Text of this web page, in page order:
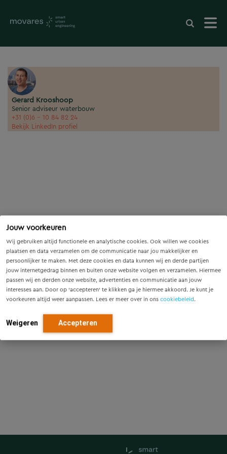
Jouw voorkeuren
Wij gebruiken altijd functionele en analytische cookies. Ook willen we cookies
plaatsen en data verzamelen om de communicatie naar jou makkelijker en
persoonlijker te maken. Met deze cookies en data kunnen wij en derde partijen
jouw internetgedrag binnen en buiten onze website volgen en verzamelen. Hiermee
passen wij en derden onze website, advertenties en communicatie aan jouw
interesses aan. Door op ‘accepteren’ te klikken ga je hiermee akkoord. Je kunt je
voorkeuren altijd weer aanpassen. Lees er meer over in ons cookiebeleid.
Weigeren Accepteren
Gerard Krooshoop
Senior adviseur waterbouw
+31 (0)6 - 10 84 82 24
Bekijk LinkedIn profiel